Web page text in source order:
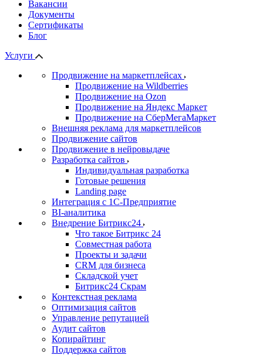
Вакансии
Документы
Сертификаты
Блог
Услуги
Продвижение на маркетплейсах
Продвижение на Wildberries
Продвижение на Ozon
Продвижение на Яндекс Маркет
Продвижение на СберМегаМаркет
Внешняя реклама для маркетплейсов
Продвижение сайтов
Продвижение в нейровыдаче
Разработка сайтов
Индивидуальная разработка
Готовые решения
Landing page
Интеграция с 1С-Предприятие
BI-аналитика
Внедрение Битрикс24
Что такое Битрикс 24
Совместная работа
Проекты и задачи
СRМ для бизнеса
Складской учет
Битрикс24 Скрам
Контекстная реклама
Оптимизация сайтов
Управление репутацией
Аудит сайтов
Копирайтинг
Поддержка сайтов